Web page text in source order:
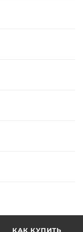
КАК КУПИТЬ